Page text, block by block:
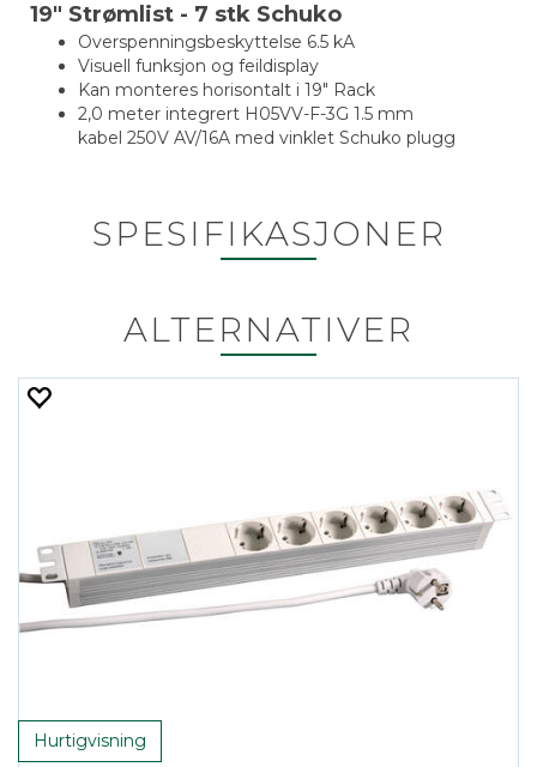
19" Strømlist - 7 stk Schuko
Overspenningsbeskyttelse 6.5 kA
Visuell funksjon og feildisplay
Kan monteres horisontalt i 19" Rack
2,0 meter integrert H05VV-F-3G 1.5 mm
kabel 250V AV/16A med vinklet Schuko plugg
SPESIFIKASJONER
ALTERNATIVER
Hurtigvisning